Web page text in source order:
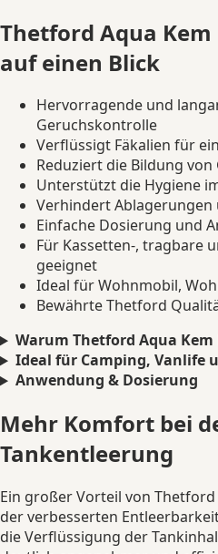
Thetford Aqua
auf einen Blick
Hervorragende und
Geruchskontrolle
Verflüssigt Fäkalien für
Reduziert die Bildung von
Unterstützt die Hygiene
Verhindert Ablagerungen
Einfache Dosierung und
Für Kassetten-, tragbare
geeignet
Ideal für Wohnmobil,
Bewährte Thetford
Warum Thetford Aqua
Ideal für Camping, Vanlife
Anwendung & Dosierung
Mehr Komfort bei
Tankentleerung
Ein großer Vorteil von Thetford
der verbesserten
die Verflüssigung der